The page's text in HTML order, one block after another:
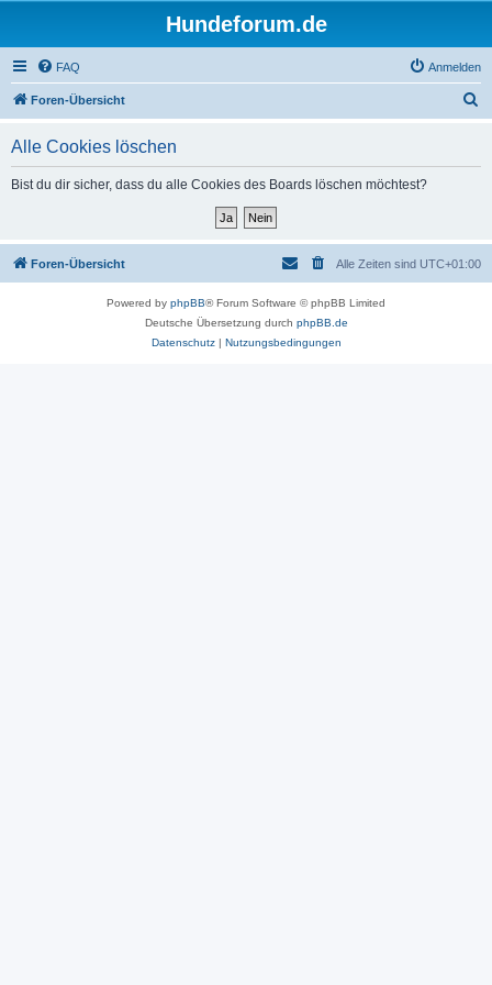
Hundeforum.de
FAQ Anmelden
Foren-Übersicht
Alle Cookies löschen
Bist du dir sicher, dass du alle Cookies des Boards löschen möchtest?
Foren-Übersicht Alle Zeiten sind UTC+01:00
Powered by phpBB® Forum Software © phpBB Limited
Deutsche Übersetzung durch phpBB.de
Datenschutz| Nutzungsbedingungen